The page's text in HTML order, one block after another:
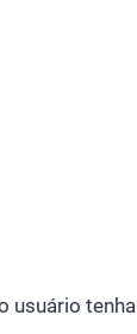
usuário tenha